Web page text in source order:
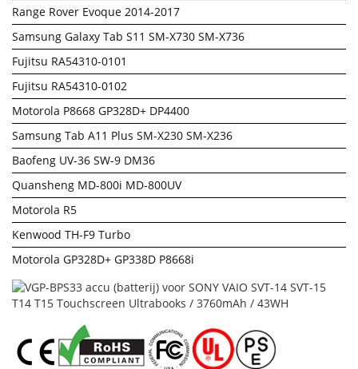
Range Rover Evoque 2014-2017
Samsung Galaxy Tab S11 SM-X730 SM-X736
Fujitsu RA54310-0101
Fujitsu RA54310-0102
Motorola P8668 GP328D+ DP4400
Samsung Tab A11 Plus SM-X230 SM-X236
Baofeng UV-36 SW-9 DM36
Quansheng MD-800i MD-800UV
Motorola R5
Kenwood TH-F9 Turbo
Motorola GP328D+ GP338D P8668i